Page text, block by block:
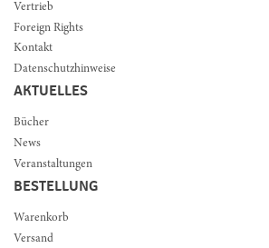
Vertrieb
Foreign Rights
Kontakt
Datenschutzhinweise
AKTUELLES
Bücher
News
Veranstaltungen
BESTELLUNG
Warenkorb
Versand